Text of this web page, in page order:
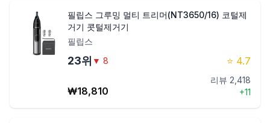
필립스 그루밍 멀티 트리머(NT3650/16) 코털제
거기 콧털제거기
필립스
23위 ▼ 8 ⭐ 4.7
₩18,810
리뷰 2,418
+11